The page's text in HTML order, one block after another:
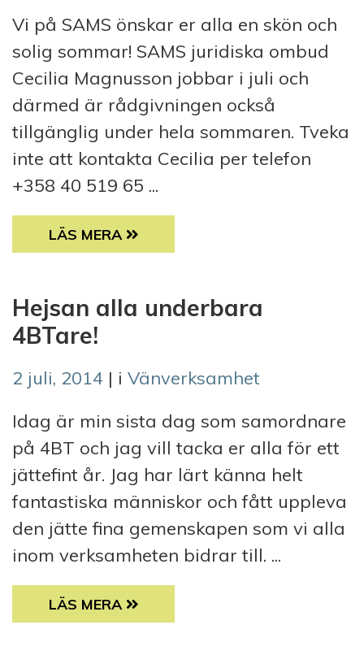
Vi på SAMS önskar er alla en skön och
solig sommar! SAMS juridiska ombud
Cecilia Magnusson jobbar i juli och
därmed är rådgivningen också
tillgänglig under hela sommaren. Tveka
inte att kontakta Cecilia per telefon
+358 40 519 65 ...
GLAD SOMMAR TILL ER ALLA!
LÄS MERA
Hejsan alla underbara
4BTare!
2 juli, 2014 | i Vänverksamhet
Idag är min sista dag som samordnare
på 4BT och jag vill tacka er alla för ett
jättefint år. Jag har lärt känna helt
fantastiska människor och fått uppleva
den jätte fina gemenskapen som vi alla
inom verksamheten bidrar till. ...
HEJSAN ALLA UNDERBARA 4BTARE!
LÄS MERA